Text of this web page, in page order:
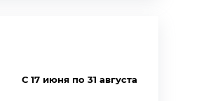
С 17 июня по 31 августа